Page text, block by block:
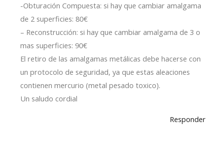
-Obturación Compuesta: si hay que cambiar amalgama
de 2 superficies: 80€
– Reconstrucción: si hay que cambiar amalgama de 3 o
mas superficies: 90€
El retiro de las amalgamas metálicas debe hacerse con
un protocolo de seguridad, ya que estas aleaciones
contienen mercurio (metal pesado toxico).
Un saludo cordial
Responder